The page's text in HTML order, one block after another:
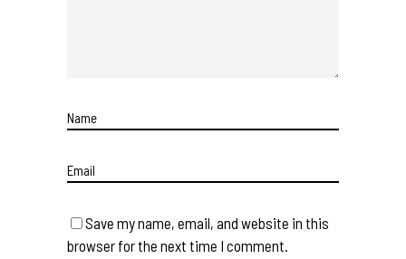
Save my name, email, and website in this
browser for the next time I comment.